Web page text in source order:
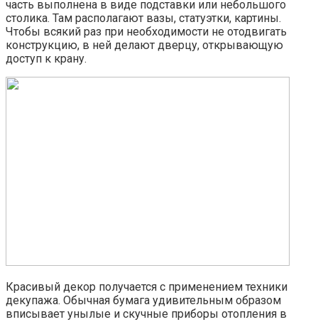
часть выполнена в виде подставки или небольшого
столика. Там располагают вазы, статуэтки, картины.
Чтобы всякий раз при необходимости не отодвигать
конструкцию, в ней делают дверцу, открывающую
доступ к крану.
Красивый декор получается с применением техники
декупажа. Обычная бумага удивительным образом
вписывает унылые и скучные приборы отопления в